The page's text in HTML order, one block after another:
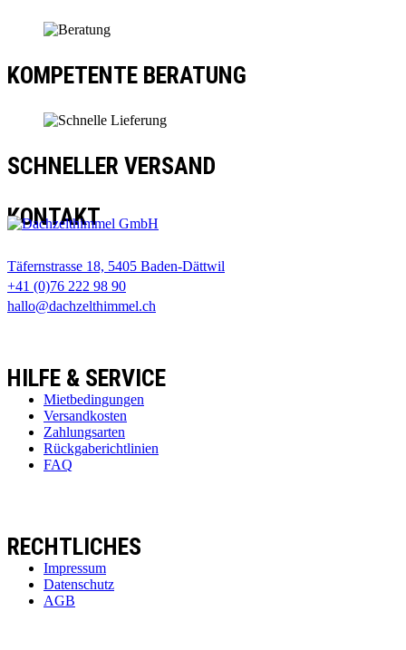
KOMPETENTE BERATUNG
SCHNELLER VERSAND
KONTAKT
Täfernstrasse 18, 5405 Baden-Dättwil
+41 (0)76 222 98 90
hallo@dachzelthimmel.ch
HILFE & SERVICE
Mietbedingungen
Versandkosten
Zahlungsarten
Rückgaberichtlinien
FAQ
RECHTLICHES
Impressum
Datenschutz
AGB